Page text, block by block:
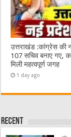
उत्तराखंड :कांग्रेस की
107 सचिव बनाए गए,
मिली महत्वपूर्ण जगह
1 day ago
Recent